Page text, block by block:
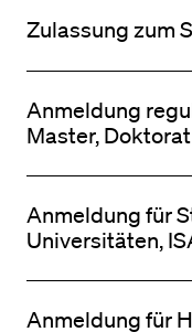
Zulassung zum
Anmeldung
Master, Doktorat
Anmeldung für
Universitäten,
Anmeldung für